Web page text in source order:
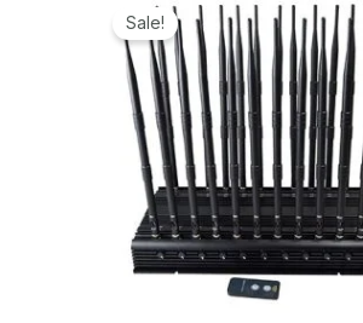
Sale!
Preis
war:
1.599,00€
Preis
ist:
739,99€.